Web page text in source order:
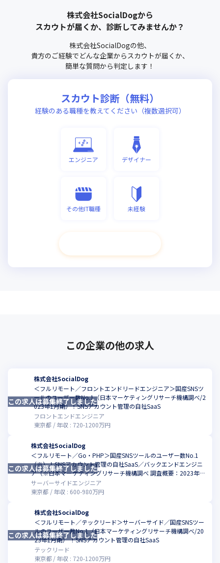
株式会社SocialDogから
スカウトが届くか、診断してみませんか？
株式会社SocialDogの他、
貴方のご経験でどんな企業からスカウトが届くか、
簡単な質問から判定します！
スカウト診断（無料）
経験のある職種を教えてください（複数選択可）
エンジニア デザイナー
その他IT職種 未経験
この企業の他の求人
株式会社SocialDog
＜フルリモート／フロントエンドリードエンジニア＞国産SNSツ
ールのユーザー数No.1（日本マーケティングリサーチ機構調べ/2
023年1月期）！SNSアカウント管理の自社SaaS
フロントエンドエンジニア
東京都
年収 : 720-1200万円
この求人は募集終了しました
株式会社SocialDog
＜フルリモート／Go・PHP＞国産SNSツールのユーザー数No.1
（※）！SNSアカウント管理の自社SaaS／バックエンドエンジニ
ア（※日本マーケティングリサーチ機構調べ 調査概要：2023年1
月期_実績調査）
サーバーサイドエンジニア
東京都
年収 : 600-980万円
この求人は募集終了しました
株式会社SocialDog
＜フルリモート／テックリード＞サーバーサイド／国産SNSツー
ルのユーザー数No.1（日本マーケティングリサーチ機構調べ/20
23年1月期） ！SNSアカウント管理の自社SaaS
テックリード
東京都
年収 : 720-1200万円
この求人は募集終了しました